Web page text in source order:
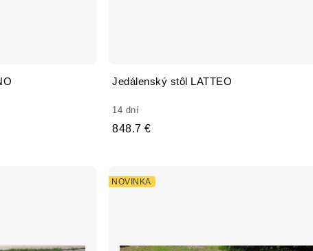
Jedálenský stôl LATTEO
14 dní
848.7 €
NOVINKA